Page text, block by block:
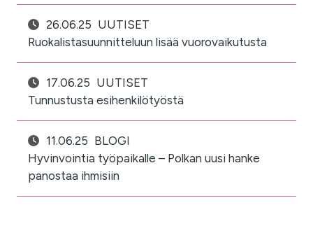
26.06.25 UUTISET
Ruokalistasuunnitteluun lisää vuorovaikutusta
17.06.25 UUTISET
Tunnustusta esihenkilötyöstä
11.06.25 BLOGI
Hyvinvointia työpaikalle – Polkan uusi hanke
panostaa ihmisiin